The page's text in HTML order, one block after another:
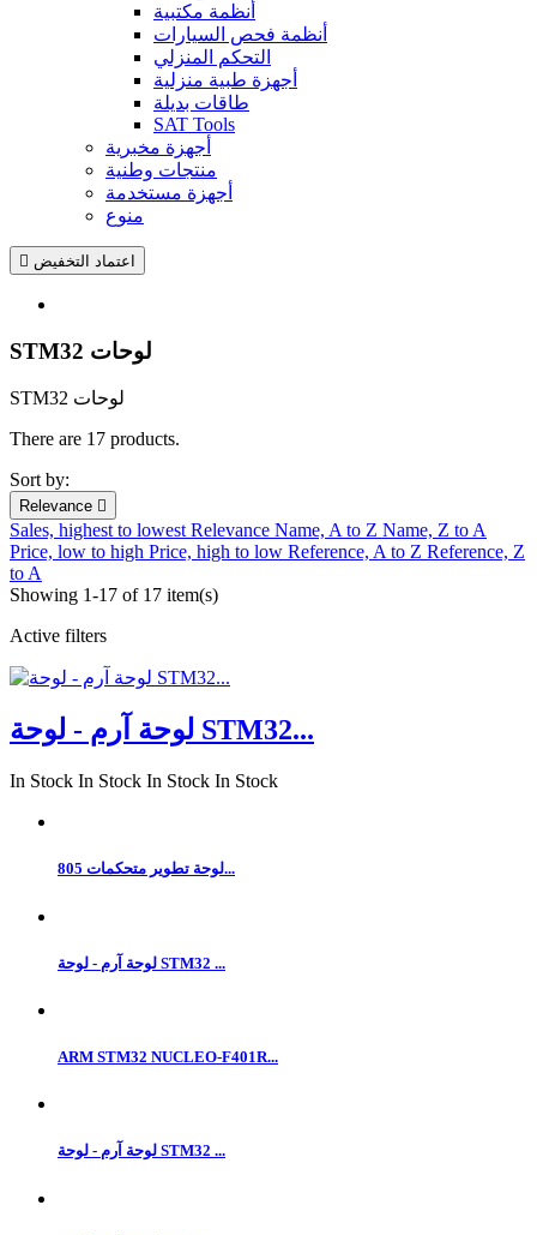
أنظمة مكتبية
أنظمة فحص السيارات
التحكم المنزلي
أجهزة طبية منزلية
طاقات بديلة
SAT Tools
أجهزة مخبرية
منتجات وطنية
أجهزة مستخدمة
منوع
 اعتماد التخفيض
STM32 لوحات
STM32 لوحات
There are 17 products.
Sort by:
Relevance 
Sales, highest to lowestRelevance Name, A to Z Name, Z to A
Price, low to high Price, high to low Reference, A to Z Reference, Z
to A
Showing 1-17 of 17 item(s)
Active filters
لوحة آرم - لوحة STM32...
In Stock In Stock In Stock In Stock
لوحة تطوير متحكمات 805...
لوحة آرم - لوحة STM32 ...
ARM STM32 NUCLEO-F401R...
لوحة آرم - لوحة STM32 ...